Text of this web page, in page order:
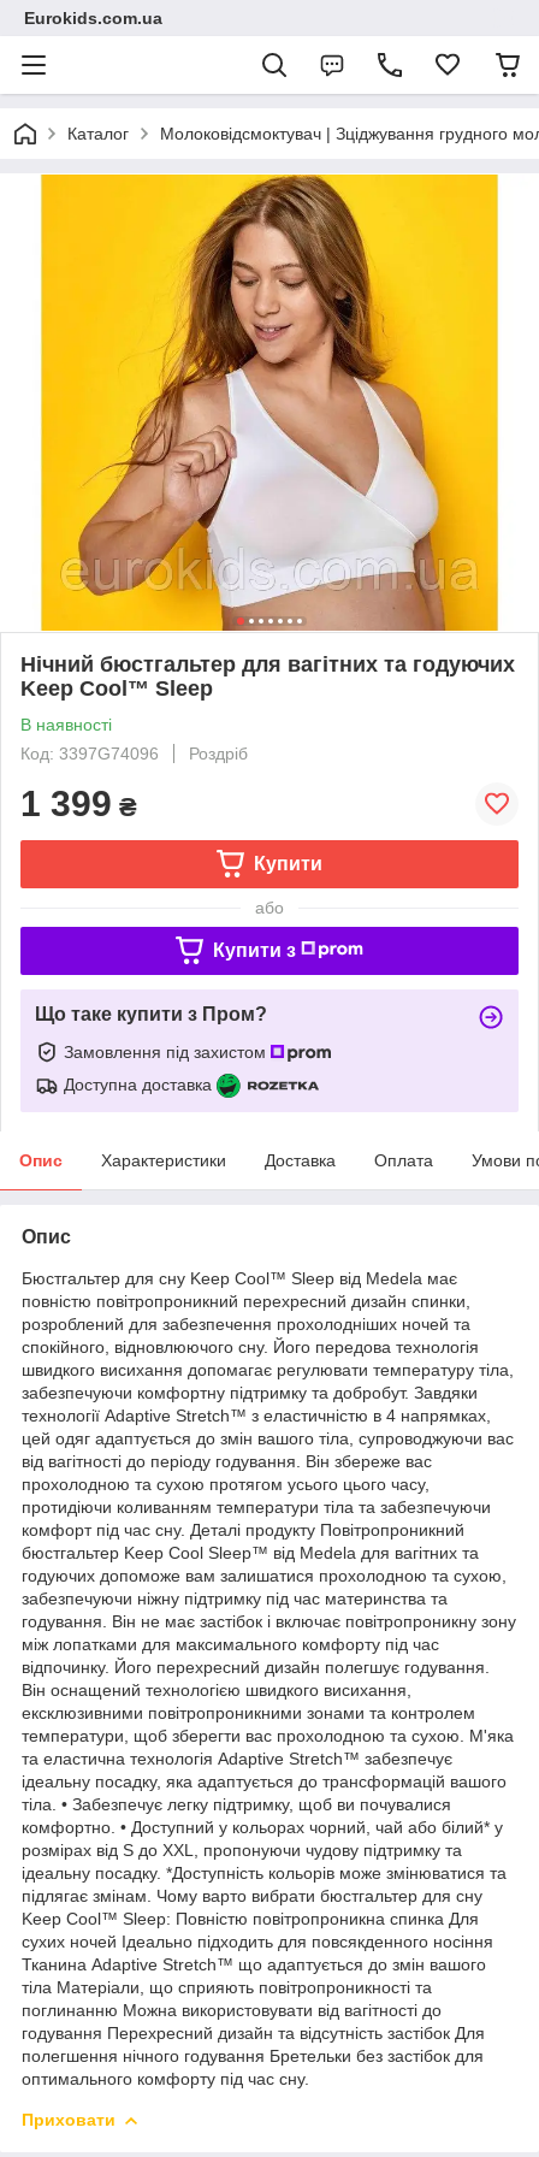
Eurokids.com.ua
Каталог Молоковідсмоктувач | Зціджування грудного
Нічний бюстгальтер для вагітних та годуючих
Keep Cool™ Sleep
В наявності
Код: 3397G74096
Роздріб
1 399 ₴
Купити
або
Купити з
Що таке купити з Пром?
Замовлення під захистом
Доступна доставка
Опис Характеристики Доставка Оплата Умови
Опис
Бюстгальтер для сну Keep Cool™ Sleep від Medela має
повністю повітропроникний перехресний дизайн спинки,
розроблений для забезпечення прохолодніших ночей та
спокійного, відновлюючого сну. Його передова технологія
швидкого висихання допомагає регулювати температуру тіла,
забезпечуючи комфортну підтримку та добробут. Завдяки
технології Adaptive Stretch™ з еластичністю в 4 напрямках,
цей одяг адаптується до змін вашого тіла, супроводжуючи вас
від вагітності до періоду годування. Він збереже вас
прохолодною та сухою протягом усього цього часу,
протидіючи коливанням температури тіла та забезпечуючи
комфорт під час сну. Деталі продукту Повітропроникний
бюстгальтер Keep Cool Sleep™ від Medela для вагітних та
годуючих допоможе вам залишатися прохолодною та сухою,
забезпечуючи ніжну підтримку під час материнства та
годування. Він не має застібок і включає повітропроникну зону
між лопатками для максимального комфорту під час
відпочинку. Його перехресний дизайн полегшує годування.
Він оснащений технологією швидкого висихання,
ексклюзивними повітропроникними зонами та контролем
температури, щоб зберегти вас прохолодною та сухою. М'яка
та еластична технологія Adaptive Stretch™ забезпечує
ідеальну посадку, яка адаптується до трансформацій вашого
тіла. • Забезпечує легку підтримку, щоб ви почувалися
комфортно. • Доступний у кольорах чорний, чай або білий* у
розмірах від S до XXL, пропонуючи чудову підтримку та
ідеальну посадку. *Доступність кольорів може змінюватися та
підлягає змінам. Чому варто вибрати бюстгальтер для сну
Keep Cool™ Sleep: Повністю повітропроникна спинка Для
сухих ночей Ідеально підходить для повсякденного носіння
Тканина Adaptive Stretch™ що адаптується до змін вашого
тіла Матеріали, що сприяють повітропроникності та
поглинанню Можна використовувати від вагітності до
годування Перехресний дизайн та відсутність застібок Для
полегшення нічного годування Бретельки без застібок для
оптимального комфорту під час сну.
Приховати